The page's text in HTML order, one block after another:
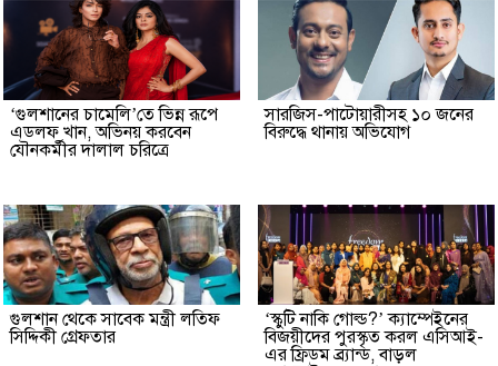
‘গুলশানের চামেলি’তে ভিন্ন রূপে
এডলফ খান, অভিনয় করবেন
যৌনকর্মীর দালাল চরিত্রে
সারজিস-পাটোয়ারীসহ ১০ জনের
বিরুদ্ধে থানায় অভিযোগ
গুলশান থেকে সাবেক মন্ত্রী লতিফ
সিদ্দিকী গ্রেফতার
‘স্কুটি নাকি গোল্ড?’ ক্যাম্পেইনের
বিজয়ীদের পুরস্কৃত করল এসিআই-
এর ফ্রিডম ব্র্যান্ড, বাড়ল